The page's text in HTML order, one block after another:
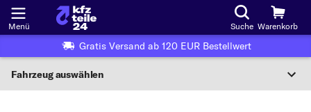
Menü Suche Warenkorb
Gratis Versand ab 120 EUR Bestellwert
Fahrzeug auswählen